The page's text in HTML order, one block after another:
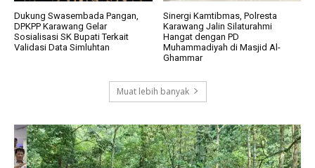
Dukung Swasembada Pangan,
DPKPP Karawang Gelar
Sosialisasi SK Bupati Terkait
Validasi Data Simluhtan
Sinergi Kamtibmas, Polresta
Karawang Jalin Silaturahmi
Hangat dengan PD
Muhammadiyah di Masjid Al-
Ghammar
Muat lebih banyak